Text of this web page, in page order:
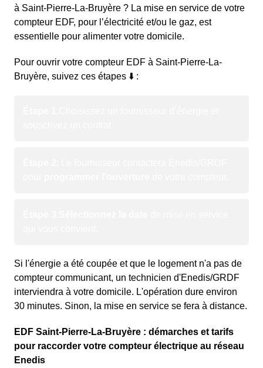
à Saint-Pierre-La-Bruyère ? La mise en service de votre
compteur EDF, pour l’électricité et/ou le gaz, est
essentielle pour alimenter votre domicile.
Pour ouvrir votre compteur EDF à Saint-Pierre-La-
Bruyère, suivez ces étapes ⬇️ :
Si l'énergie a été coupée et que le logement n'a pas de
compteur communicant, un technicien d'Enedis/GRDF
interviendra à votre domicile. L'opération dure environ
30 minutes. Sinon, la mise en service se fera à distance.
EDF Saint-Pierre-La-Bruyère : démarches et tarifs
pour raccorder votre compteur électrique au réseau
Enedis